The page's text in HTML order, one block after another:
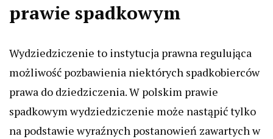
prawie spadkowym
Wydziedziczenie to instytucja prawna regulująca
możliwość pozbawienia niektórych spadkobierców
prawa do dziedziczenia. W polskim prawie
spadkowym wydziedziczenie może nastąpić tylko
na podstawie wyraźnych postanowień zawartych w